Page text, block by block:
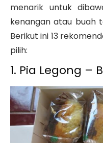
menarik untuk
kenangan atau buah
Berikut ini 13
pilih:
1. Pia Legong –